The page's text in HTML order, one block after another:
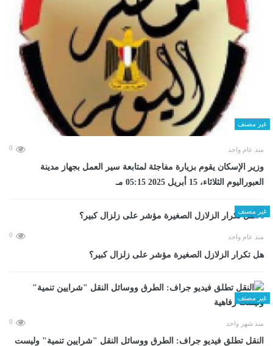
غير مصنف
منذ عام واحد 0
وزير الإسكان يقوم بزيارة مفاجئة لمتابعة سير العمل بجهاز مدينة
العبوراليوم الثلاثاء، 15 أبريل 2025 05:15 مـ
غير مصنف
منذ عام واحد 0
هل تكرار الزلازل الصغيرة مؤشر على زلزال كبير؟
غير مصنف
منذ شهر واحد 0
​النقل تطلق فيديو جراف: الطرق ووسائل النقل "شرايين تنمية" وليست